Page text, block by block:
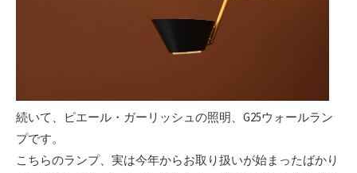
続いて、ピエール・ガーリッシュの照明、G25ウォールラン
プです。
こちらのランプ、実は今年からお取り扱いが始まったばかり